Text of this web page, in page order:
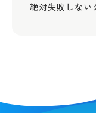
絶対失敗しない